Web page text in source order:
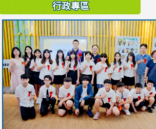
行政專區